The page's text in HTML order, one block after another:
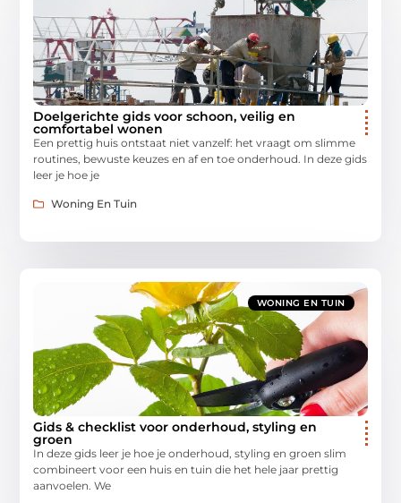
Doelgerichte gids voor schoon, veilig en
comfortabel wonen
Een prettig huis ontstaat niet vanzelf: het vraagt om slimme
routines, bewuste keuzes en af en toe onderhoud. In deze gids
leer je hoe je
Woning En Tuin
WONING EN TUIN
Gids & checklist voor onderhoud, styling en
groen
In deze gids leer je hoe je onderhoud, styling en groen slim
combineert voor een huis en tuin die het hele jaar prettig
aanvoelen. We